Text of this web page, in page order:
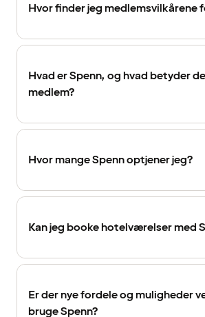
Hvor finder jeg medlemsvilkårene
Hvad er Spenn, og hvad betyder
medlem?
Hvor mange Spenn optjener jeg?
Kan jeg booke hotelværelser med
Er der nye fordele og muligheder
bruge Spenn?